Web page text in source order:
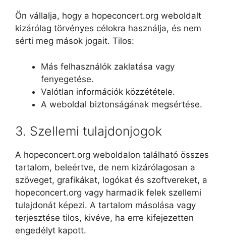
Ön vállalja, hogy a hopeconcert.org weboldalt
kizárólag törvényes célokra használja, és nem
sérti meg mások jogait. Tilos:
Más felhasználók zaklatása vagy
fenyegetése.
Valótlan információk közzététele.
A weboldal biztonságának megsértése.
3. Szellemi tulajdonjogok
A hopeconcert.org weboldalon található összes
tartalom, beleértve, de nem kizárólagosan a
szöveget, grafikákat, logókat és szoftvereket, a
hopeconcert.org vagy harmadik felek szellemi
tulajdonát képezi. A tartalom másolása vagy
terjesztése tilos, kivéve, ha erre kifejezetten
engedélyt kapott.